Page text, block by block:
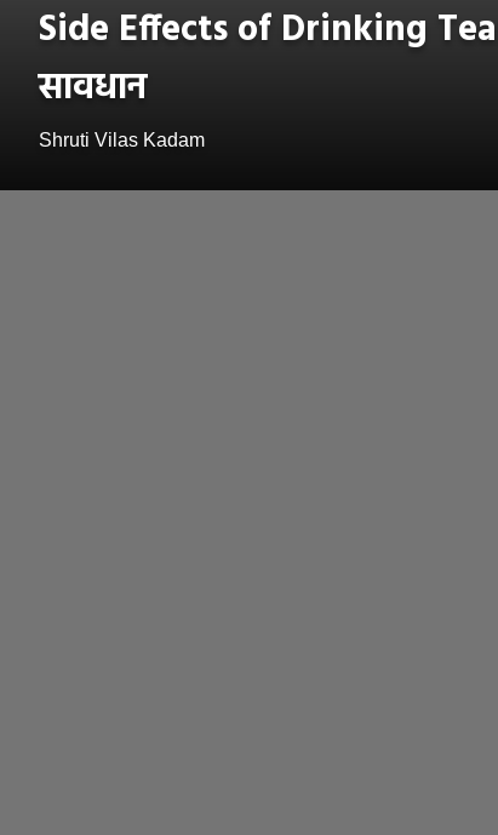
Side Effects of Drinking Tea:
सावधान
Shruti Vilas Kadam